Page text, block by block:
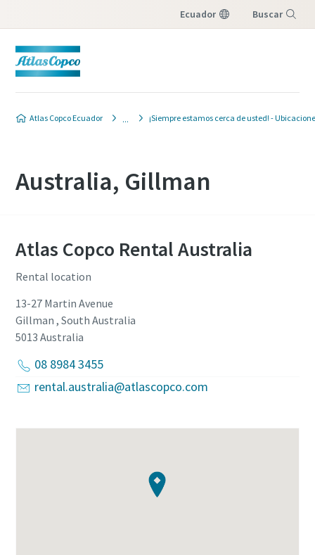
Ecuador Buscar
Atlas Copco Ecuador ¡Siempre estamos cerca de usted! -
Australia, Gillman
Atlas Copco Rental Australia
Rental location
13-27 Martin Avenue
Gillman , South Australia
5013 Australia
08 8984 3455
rental.australia@atlascopco.com